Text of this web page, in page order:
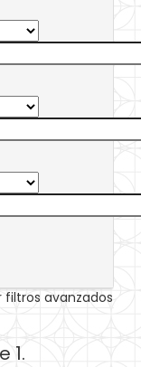
filtros avanzados
1.